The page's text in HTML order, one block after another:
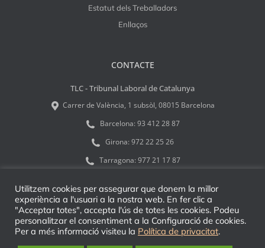
Estatut dels Treballadors
Enllaços
CONTACTE
TLC - Tribunal Laboral de Catalunya
Carrer de València, 1 subsòl, 08015 Barcelona
Barcelona: 93 412 28 87
Girona: 972 22 25 26
Tarragona: 977 21 17 87
© 2026 TLC - Tribunal Laboral de Catalunya
Utilitzem cookies per assegurar que donem la millor
experiència a l'usuari a la nostra web. En fer clic a
"Acceptar totes", accepta l'ús de totes les cookies. Podeu
personalitzar el consentiment a la Configuració de cookies.
Per a més informació visiteu la Política de privacitat.